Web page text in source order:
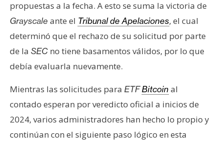
propuestas a la fecha. A esto se suma la victoria de
Grayscale ante el Tribunal de Apelaciones, el cual
determinó que el rechazo de su solicitud por parte
de la SEC no tiene basamentos válidos, por lo que
debía evaluarla nuevamente.
Mientras las solicitudes para ETFBitcoin al
contado esperan por veredicto oficial a inicios de
2024, varios administradores han hecho lo propio y
continúan con el siguiente paso lógico en esta